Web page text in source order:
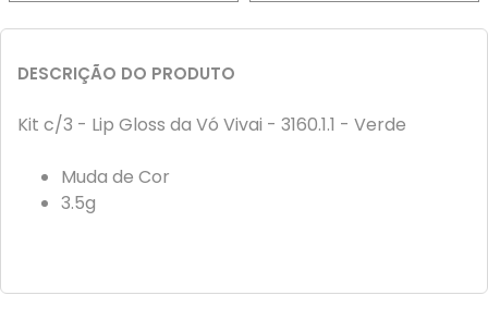
DESCRIÇÃO DO PRODUTO
Kit c/3 - Lip Gloss da Vó Vivai - 3160.1.1 - Verde
Muda de Cor
3.5g